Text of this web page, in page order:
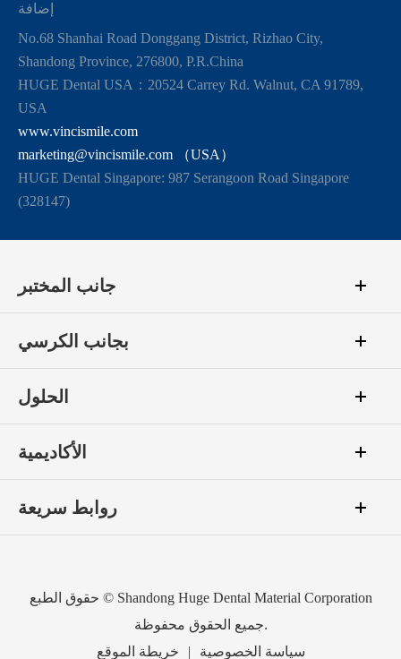
إضافة
No.68 Shanhai Road Donggang District, Rizhao City,
Shandong Province, 276800, P.R.China
HUGE Dental USA：20524 Carrey Rd. Walnut, CA 91789,
USA
www.vincismile.com
marketing@vincismile.com （USA）
HUGE Dental Singapore: 987 Serangoon Road Singapore
(328147)
جانب المختبر
بجانب الكرسي
الحلول
الأكاديمية
روابط سريعة
حقوق الطبع © Shandong Huge Dental Material Corporation
جميع الحقوق محفوظة.
خريطة الموقع
| سياسة الخصوصية